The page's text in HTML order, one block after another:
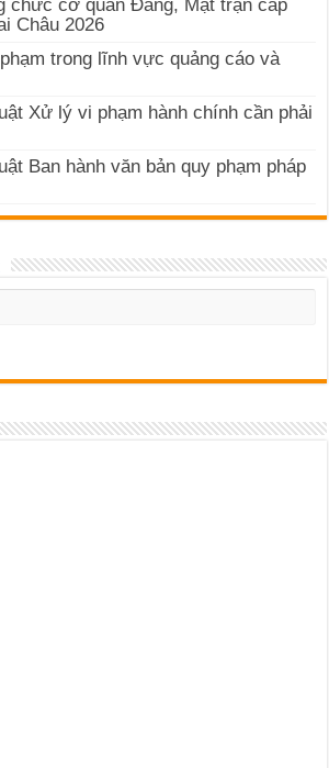
chức cơ quan Đảng, Mặt trận cấp
Châu 2026
trong lĩnh vực quảng cáo và
Xử lý vi phạm hành chính cần phải
Ban hành văn bản quy phạm pháp